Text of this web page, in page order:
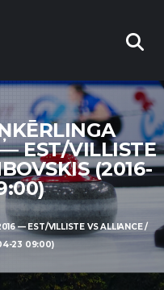
EST/VILLISTE
(2016-
— EST/VILLISTE VS ALLIANCE /
23 09:00)